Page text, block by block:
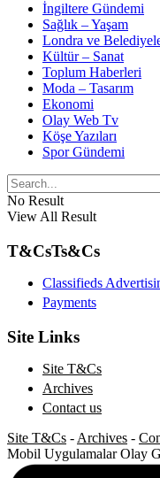
İngiltere Gündemi
Sağlık – Yaşam
Londra ve
Kültür – Sanat
Toplum Haberleri
Moda – Tasarım
Ekonomi
Olay Web Tv
Köşe Yazıları
Spor Gündemi
No Result
View All Result
T&CsTs&Cs
Classifieds
Payments
Site Links
Site T&Cs
Archives
Contact us
Site T&Cs - Archives -
Mobil Uygulamalar Olay